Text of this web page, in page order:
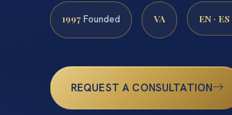
1997 Founded VA EN · ES
REQUEST A CONSULTATION